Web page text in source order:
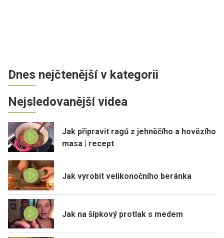
Dnes nejčtenější v kategorii
Nejsledovanější videa
Jak připravit ragú z jehněčího a hovězího
masa | recept
Jak vyrobit velikonočního beránka
Jak na šípkový protlak s medem